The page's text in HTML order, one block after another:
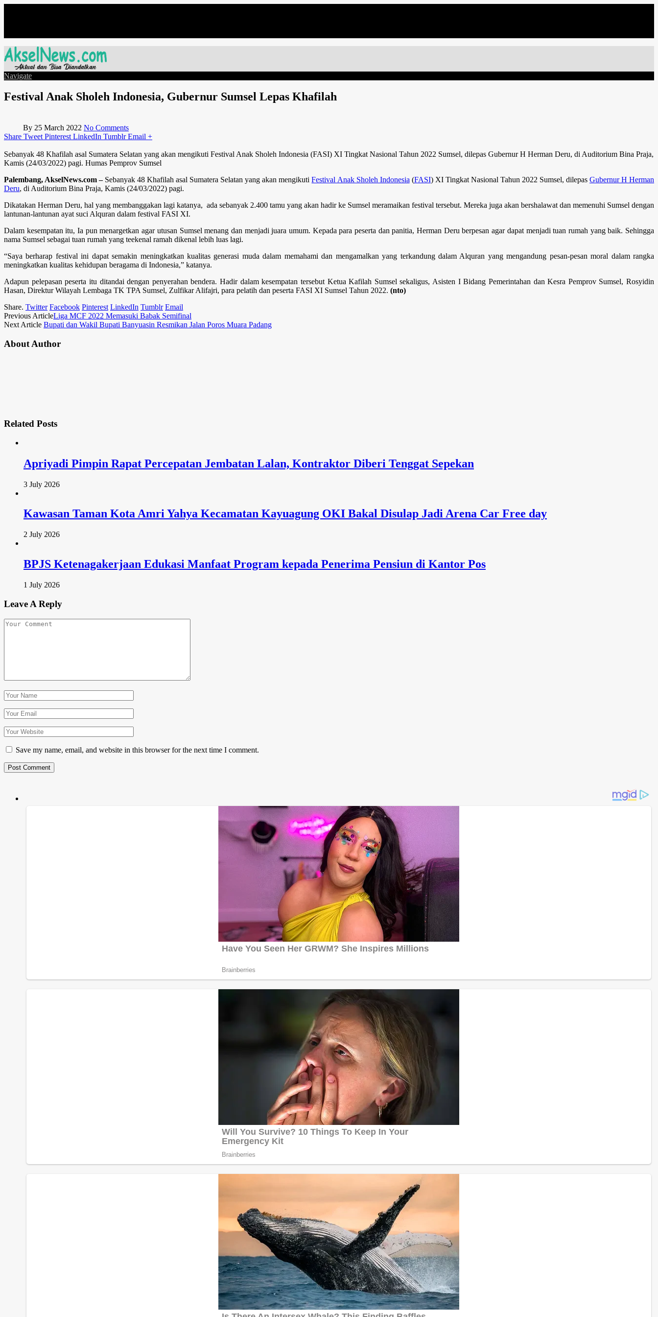
Navigate
Festival Anak Sholeh Indonesia, Gubernur Sumsel Lepas Khafilah
By 25 March 2022 No Comments
Share Tweet Pinterest LinkedIn Tumblr Email +
Sebanyak 48 Khafilah asal Sumatera Selatan yang akan mengikuti Festival Anak Sholeh Indonesia (FASI) XI Tingkat Nasional Tahun 2022 Sumsel, dilepas Gubernur H Herman Deru, di Auditorium Bina Praja,
Kamis (24/03/2022) pagi. Humas Pemprov Sumsel
Palembang, AkselNews.com –Sebanyak 48 Khafilah asal Sumatera Selatan yang akan mengikutiFestival Anak Sholeh Indonesia (FASI) XI Tingkat Nasional Tahun 2022 Sumsel, dilepas Gubernur H Herman
Deru, di Auditorium Bina Praja, Kamis (24/03/2022) pagi.
Dikatakan Herman Deru, hal yang membanggakan lagi katanya, ada sebanyak 2.400 tamu yang akan hadir ke Sumsel meramaikan festival tersebut. Mereka juga akan bershalawat dan memenuhi Sumsel dengan
lantunan-lantunan ayat suci Alquran dalam festival FASI XI.
Dalam kesempatan itu, Ia pun menargetkan agar utusan Sumsel menang dan menjadi juara umum. Kepada para peserta dan panitia, Herman Deru berpesan agar dapat menjadi tuan rumah yang baik. Sehingga
nama Sumsel sebagai tuan rumah yang teekenal ramah dikenal lebih luas lagi.
“Saya berharap festival ini dapat semakin meningkatkan kualitas generasi muda dalam memahami dan mengamalkan yang terkandung dalam Alquran yang mengandung pesan-pesan moral dalam rangka
meningkatkan kualitas kehidupan beragama di Indonesia,” katanya.
Adapun pelepasan peserta itu ditandai dengan penyerahan bendera. Hadir dalam kesempatan tersebut Ketua Kafilah Sumsel sekaligus, Asisten I Bidang Pemerintahan dan Kesra Pemprov Sumsel, Rosyidin
Hasan, Direktur Wilayah Lembaga TK TPA Sumsel, Zulfikar Alifajri, para pelatih dan peserta FASI XI Sumsel Tahun 2022. (nto)
Share. Twitter Facebook Pinterest LinkedIn Tumblr Email
Previous ArticleLiga MCF 2022 Memasuki Babak Semifinal
Next Article Bupati dan Wakil Bupati Banyuasin Resmikan Jalan Poros Muara Padang
About Author
Related Posts
Apriyadi Pimpin Rapat Percepatan Jembatan Lalan, Kontraktor Diberi Tenggat Sepekan
3 July 2026
Kawasan Taman Kota Amri Yahya Kecamatan Kayuagung OKI Bakal Disulap Jadi Arena Car Free day
2 July 2026
BPJS Ketenagakerjaan Edukasi Manfaat Program kepada Penerima Pensiun di Kantor Pos
1 July 2026
Leave A Reply
Save my name, email, and website in this browser for the next time I comment.